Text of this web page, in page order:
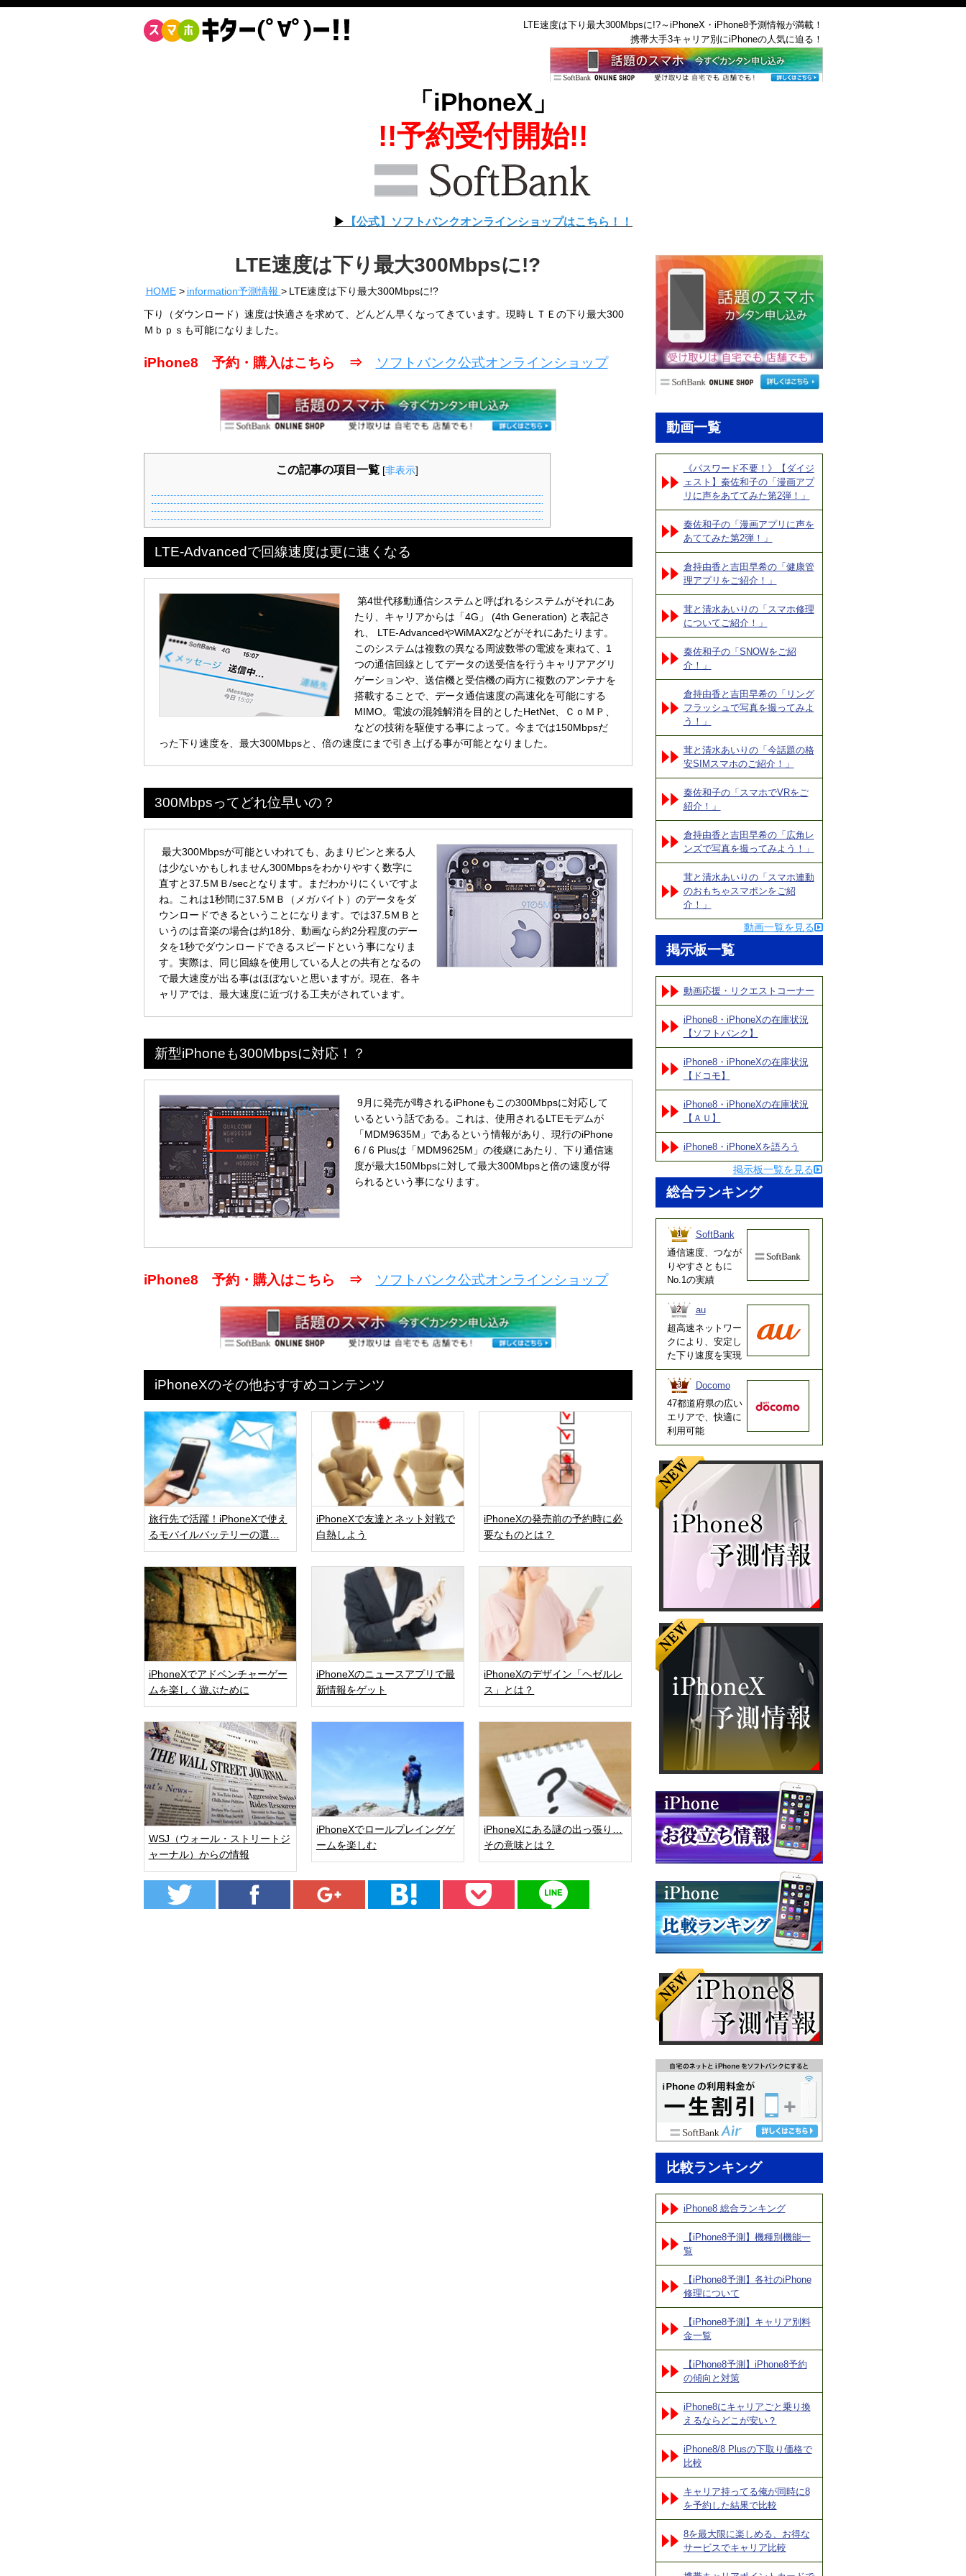
LTE速度は下り最大300Mbpsに!?～iPhoneX・iPhone8予測情報が満載！
携帯大手3キャリア別にiPhoneの人気に迫る！
「iPhoneX」
!!予約受付開始!!
▶︎ 【公式】ソフトバンクオンラインショップはこちら！！
LTE速度は下り最大300Mbpsに!?
HOME information予測情報
LTE速度は下り最大300Mbpsに!?
下り（ダウンロード）速度は快適さを求めて、どんどん早くなってきています。現時ＬＴＥの下り最大300
Ｍｂｐｓも可能になりました。
iPhone8 予約・購入はこちら ⇒ ソフトバンク公式オンラインショップ
この記事の項目一覧 [非表示]
LTE-Advancedで回線速度は更に速くなる
第4世代移動通信システムと呼ばれるシステムがそれにあ
たり、キャリアからは「4G」 (4th Generation) と表記さ
れ、 LTE-AdvancedやWiMAX2などがそれにあたります。
このシステムは複数の異なる周波数帯の電波を束ねて、1
つの通信回線としてデータの送受信を行うキャリアアグリ
ゲーションや、送信機と受信機の両方に複数のアンテナを
搭載することで、データ通信速度の高速化を可能にする
MIMO。電波の混雑解消を目的としたHetNet、ＣｏＭＰ、
などの技術を駆使する事によって。今までは150Mbpsだ
った下り速度を、最大300Mbpsと、倍の速度にまで引き上げる事が可能となりました。
300Mbpsってどれ位早いの？
最大300Mbpsが可能といわれても、あまりピンと来る人
は少ないかもしれません300Mbpsをわかりやすく数字に
直すと37.5ＭＢ/secとなります。まだわかりにくいですよ
ね。これは1秒間に37.5ＭＢ（メガバイト）のデータをダ
ウンロードできるということになります。では37.5ＭＢと
いうのは音楽の場合は約18分、動画なら約2分程度のデー
タを1秒でダウンロードできるスピードという事になりま
す。実際は、同じ回線を使用している人との共有となるの
で最大速度が出る事はほぼないと思いますが。現在、各キ
ャリアでは、最大速度に近づける工夫がされています。
新型iPhoneも300Mbpsに対応！？
9月に発売が噂されるiPhoneもこの300Mbpsに対応して
いるという話である。これは、使用されるLTEモデムが
「MDM9635M」であるという情報があり、現行のiPhone
6 / 6 Plusは「MDM9625M」の後継にあたり、下り通信速
度が最大150Mbpsに対して最大300Mbpsと倍の速度が得
られるという事になります。
iPhone8 予約・購入はこちら ⇒ ソフトバンク公式オンラインショップ
iPhoneXのその他おすすめコンテンツ
旅行先で活躍！iPhoneXで使え
るモバイルバッテリーの選…
iPhoneXで友達とネット対戦で
白熱しよう
iPhoneXの発売前の予約時に必
要なものとは？
iPhoneXでアドベンチャーゲー
ムを楽しく遊ぶために
iPhoneXのニュースアプリで最
新情報をゲット
iPhoneXのデザイン「ヘゼルレ
ス」とは？
WSJ（ウォール・ストリートジ
ャーナル）からの情報
iPhoneXでロールプレイングゲ
ームを楽しむ
iPhoneXにある謎の出っ張り…
その意味とは？
動画一覧
《パスワード不要！》【ダイジ
ェスト】秦佐和子の「漫画アプ
リに声をあててみた第2弾！」
秦佐和子の「漫画アプリに声を
あててみた第2弾！」
倉持由香と吉田早希の「健康管
理アプリをご紹介！」
茸と清水あいりの「スマホ修理
についてご紹介！」
秦佐和子の「SNOWをご紹
介！」
倉持由香と吉田早希の「リング
フラッシュで写真を撮ってみよ
う！」
茸と清水あいりの「今話題の格
安SIMスマホのご紹介！」
秦佐和子の「スマホでVRをご
紹介！」
倉持由香と吉田早希の「広角レ
ンズで写真を撮ってみよう！」
茸と清水あいりの「スマホ連動
のおもちゃスマポンをご紹
介！」
動画一覧を見る
掲示板一覧
動画応援・リクエストコーナー
iPhone8・iPhoneXの在庫状況
【ソフトバンク】
iPhone8・iPhoneXの在庫状況
【ドコモ】
iPhone8・iPhoneXの在庫状況
【ＡＵ】
iPhone8・iPhoneXを語ろう
掲示板一覧を見る
総合ランキング
SoftBank
通信速度、つなが
りやすさともに
No.1の実績
au
超高速ネットワー
クにより、安定し
た下り速度を実現
Docomo
47都道府県の広い
エリアで、快適に
利用可能
比較ランキング
iPhone8 総合ランキング
【iPhone8予測】機種別機能一
覧
【iPhone8予測】各社のiPhone
修理について
【iPhone8予測】キャリア別料
金一覧
【iPhone8予測】iPhone8予約
の傾向と対策
iPhone8にキャリアごと乗り換
えるならどこが安い？
iPhone8/8 Plusの下取り価格で
比較
キャリア持ってる俺が同時に8
を予約した結果で比較
8を最大限に楽しめる、お得な
サービスでキャリア比較